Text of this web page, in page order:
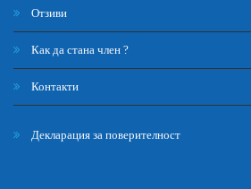
Отзиви
Как да стана член ?
Контакти
Декларация за поверителност